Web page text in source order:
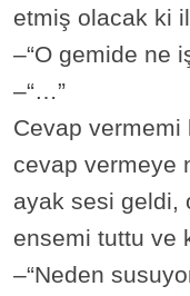
etmiş olacak ki
–“O gemide ne
–“…”
Cevap vermemi
cevap vermeye
ayak sesi geldi,
ensemi tuttu ve
–“Neden